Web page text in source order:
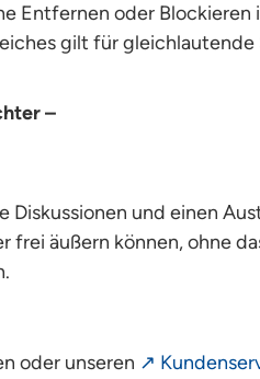
Entfernen oder Blockieren
gilt für gleichlautende
–
und einen
frei äußern können, ohne
oder unseren ↗